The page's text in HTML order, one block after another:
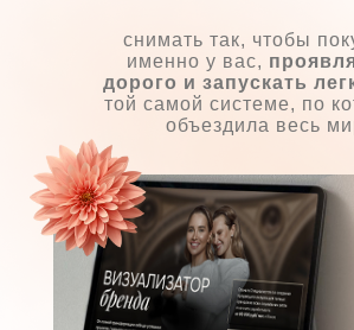
снимать так, чтобы
именно у вас,
дорого и запускать
той самой системе, по
объездила весь